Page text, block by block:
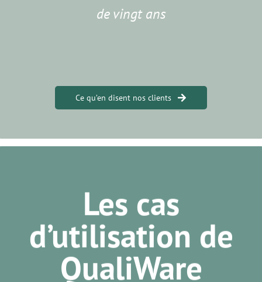
de vingt ans
Ce qu’en disent nos clients
Les cas
d’utilisation de
QualiWare